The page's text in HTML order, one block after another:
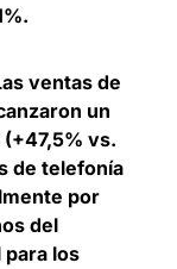
ventas de
un
vs.
de telefonía
por
del
los